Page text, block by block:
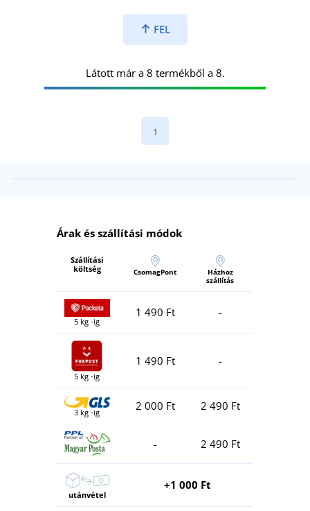
FEL
Látott már a 8 termékből a 8.
1
Árak és szállítási módok
Szállítási
költség
CsomagPont
Házhoz
szállítás
5 kg -ig
1 490 Ft -
5 kg -ig
1 490 Ft -
3 kg -ig 2 000 Ft 2 490 Ft
- 2 490 Ft
utánvétel
+1 000 Ft